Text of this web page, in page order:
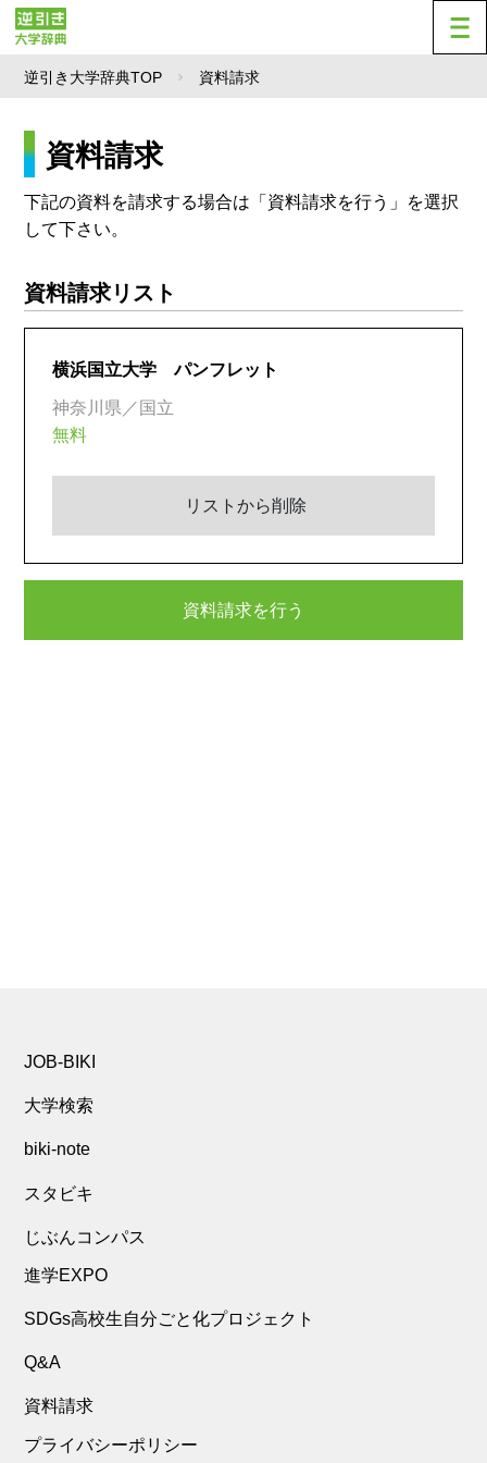
逆引き大学辞典TOP 資料請求
資料請求
下記の資料を請求する場合は「資料請求を行う」を選択
して下さい。
資料請求リスト
横浜国立大学 パンフレット
神奈川県／国立
無料
リストから削除
資料請求を行う
JOB-BIKI
大学検索
biki-note
スタビキ
じぶんコンパス
進学EXPO
SDGs高校生自分ごと化プロジェクト
Q&A
資料請求
プライバシーポリシー